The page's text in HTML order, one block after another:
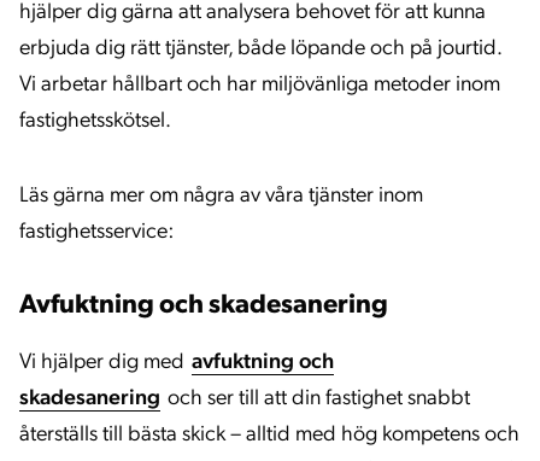
hjälper dig gärna att analysera behovet för att kunna
erbjuda dig rätt tjänster, både löpande och på jourtid.
Vi arbetar hållbart och har miljövänliga metoder inom
fastighetsskötsel.
Läs gärna mer om några av våra tjänster inom
fastighetsservice:
Avfuktning och skadesanering
Vi hjälper dig med avfuktning och
skadesanering och ser till att din fastighet snabbt
återställs till bästa skick – alltid med hög kompetens och